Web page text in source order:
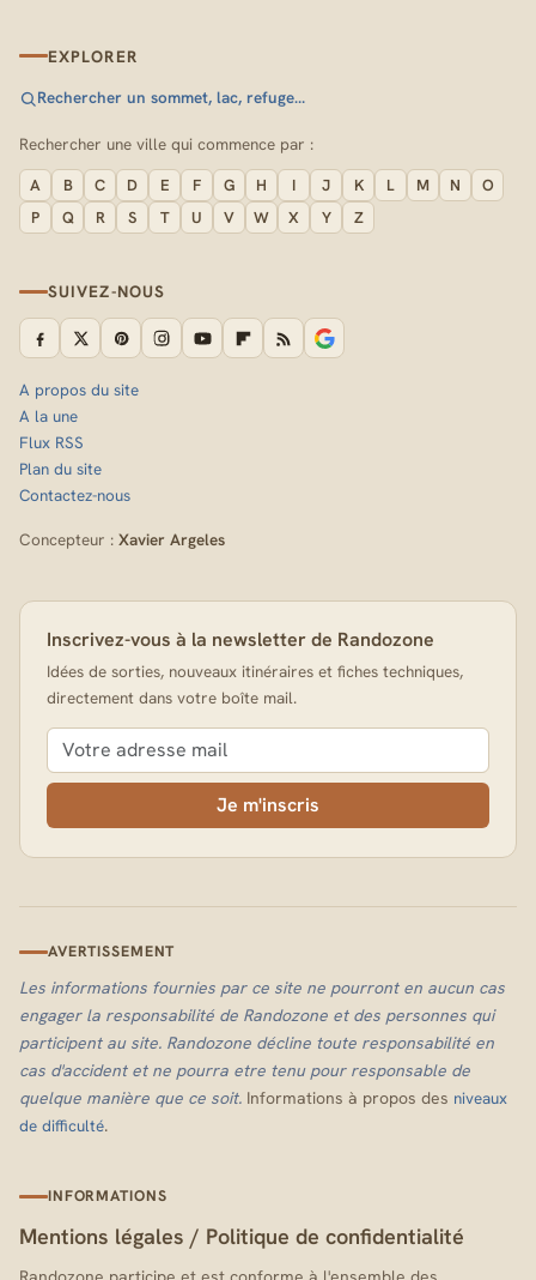
EXPLORER
Rechercher un sommet, lac, refuge…
Rechercher une ville qui commence par :
A B C D E F G H I J K L M N
O
P
Q R S T U V W X Y Z
SUIVEZ-NOUS
A propos du site
A la une
Flux RSS
Plan du site
Contactez-nous
Concepteur : Xavier Argeles
Inscrivez-vous à la newsletter de Randozone
Idées de sorties, nouveaux itinéraires et fiches techniques,
directement dans votre boîte mail.
Je m'inscris
AVERTISSEMENT
Les informations fournies par ce site ne pourront en aucun cas
engager la responsabilité de Randozone et des personnes qui
participent au site. Randozone décline toute responsabilité en
cas d'accident et ne pourra etre tenu pour responsable de
quelque manière que ce soit. Informations à propos des niveaux
de difficulté.
INFORMATIONS
Mentions légales / Politique de confidentialité